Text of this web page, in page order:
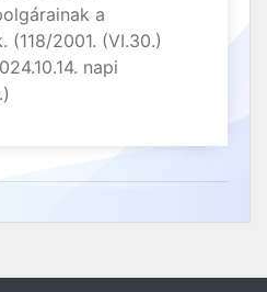
a
(118/2001. (VI.30.)
napi